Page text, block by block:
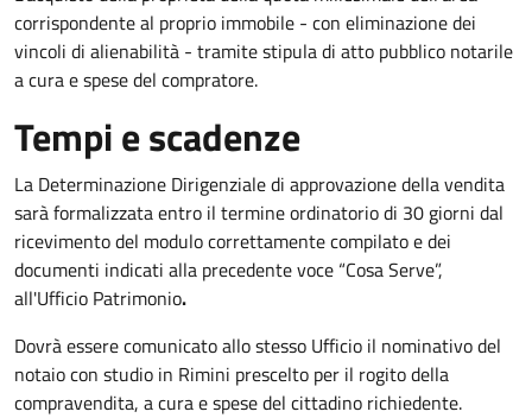
corrispondente al proprio immobile - con eliminazione dei
vincoli di alienabilità - tramite stipula di atto pubblico notarile
a cura e spese del compratore.
Tempi e scadenze
La Determinazione Dirigenziale di approvazione della vendita
sarà formalizzata entro il termine ordinatorio di 30 giorni dal
ricevimento del modulo correttamente compilato e dei
documenti indicati alla precedente voce “Cosa Serve”,
all'Ufficio Patrimonio.
Dovrà essere comunicato allo stesso Ufficio il nominativo del
notaio con studio in Rimini prescelto per il rogito della
compravendita, a cura e spese del cittadino richiedente.